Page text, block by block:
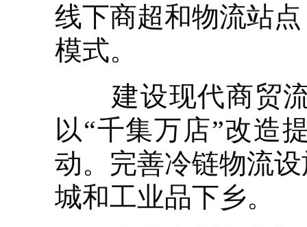
线下商超和物流站
模式。
建设现代商贸流
以“千集万店”改造
动。完善冷链物流
城和工业品下乡。